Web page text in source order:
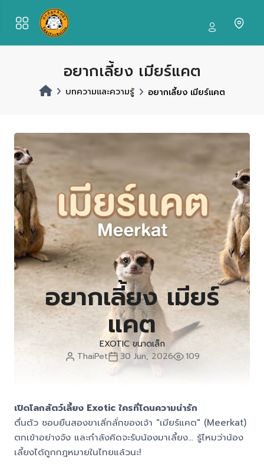
อยากเลี้ยง เมียร์แคต
บทความและความรู้ อยากเลี้ยง เมียร์แคต
อยากเลี้ยง เมียร์
แคต
EXOTIC ขนาดเล็ก
ThaiPet
30 Jun, 2026 109
เปิดโลกสัตว์เลี้ยง Exotic ใครที่โดนความน่ารัก
ตื่นตัว ชอบยืนสองขาเลิ่กลั่กของเจ้า "เมียร์แคต" (Meerkat)
ตกเข้าอย่างจัง และกำลังคิดจะรับน้องมาเลี้ยง... รู้ไหมว่าน้อง
เลี้ยงได้ถูกกฎหมายในไทยแล้วนะ!